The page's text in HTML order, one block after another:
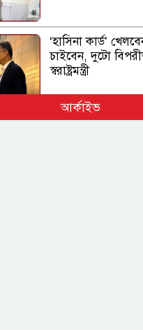
‘হাসিনা কার্ড’
চাইবেন, দুটো
স্বরাষ্ট্রমন্ত্রী
যুক্তরাষ্ট্র সব শর্ত
আর্কাইভ